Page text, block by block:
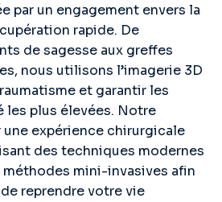
par un engagement envers la
rapide. De
de sagesse aux greffes
nous utilisons l’imagerie 3D
et garantir les
les plus élevées. Notre
une expérience chirurgicale
des techniques modernes
méthodes mini-invasives afin
reprendre votre vie